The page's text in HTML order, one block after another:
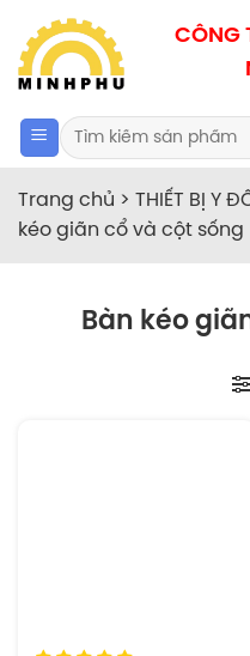
qua
nội
CÔNG
Search
for:
Trang chủ > THIẾT BỊ Y
kéo giãn cổ và cột sống
Bàn kéo